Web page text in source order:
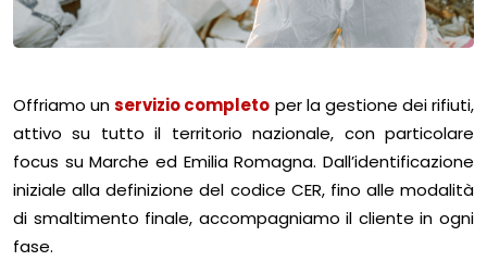
Offriamo unservizio completo per la gestione dei rifiuti,
attivo su tutto il territorio nazionale, con particolare
focus su Marche ed Emilia Romagna. Dall’identificazione
iniziale alla definizione del codice CER, fino alle modalità
di smaltimento finale, accompagniamo il cliente in ogni
fase.